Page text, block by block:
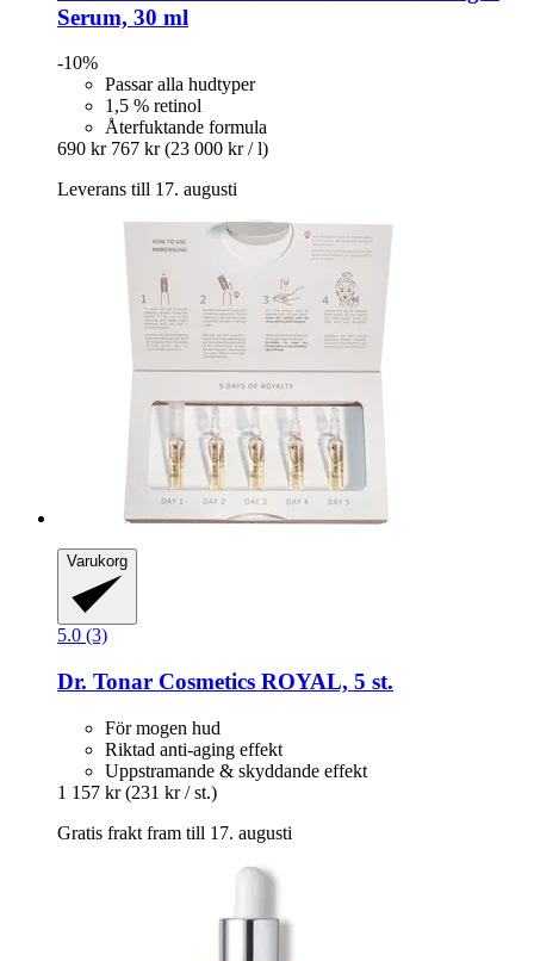
Serum, 30 ml
-10%
Passar alla hudtyper
1,5 % retinol
Återfuktande formula
690 kr 767 kr (23 000 kr / l)
Leverans till 17. augusti
Varukorg
5.0 (3)
Dr. Tonar Cosmetics ROYAL, 5 st.
För mogen hud
Riktad anti-aging effekt
Uppstramande & skyddande effekt
1 157 kr (231 kr / st.)
Gratis frakt fram till 17. augusti